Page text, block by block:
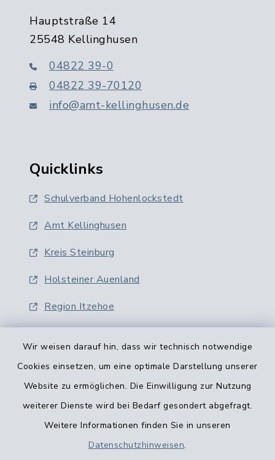
Wir weisen darauf hin, dass wir technisch notwendige
Cookies einsetzen, um eine optimale Darstellung unserer
Website zu ermöglichen. Die Einwilligung zur Nutzung
weiterer Dienste wird bei Bedarf gesondert abgefragt.
Weitere Informationen finden Sie in unseren
Datenschutzhinweisen.
Hauptstraße 14
25548 Kellinghusen
04822 39-0
04822 39-70120
info@amt-kellinghusen.de
Quicklinks
Schulverband Hohenlockstedt
Amt Kellinghusen
Kreis Steinburg
Holsteiner Auenland
Region Itzehoe
Barrierefreiheit